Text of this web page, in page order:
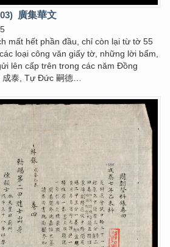
廣集華文
mất hết phần đầu, chỉ còn lại từ tờ 55
loại công văn giấy tờ, những lời bẩm,
lên cấp trên trong các năm Đồng
泰, Tự Đức 嗣德…